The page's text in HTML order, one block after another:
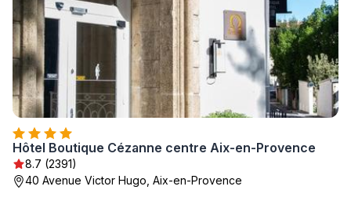
Hôtel Boutique Cézanne centre Aix-en-Provence
8.7 (2391)
40 Avenue Victor Hugo, Aix-en-Provence